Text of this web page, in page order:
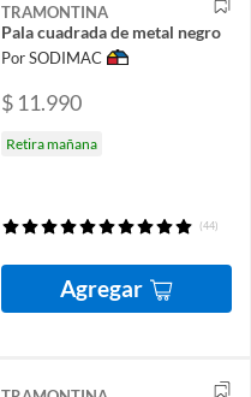
TRAMONTINA
Pala cuadrada de metal negro
Por SODIMAC
$ 11.990
Retira mañana
(44)
Agregar